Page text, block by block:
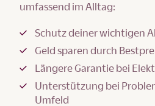
umfassend im Alltag:
Schutz deiner wichtigen
Geld sparen durch
Längere Garantie bei
Unterstützung bei
Umfeld